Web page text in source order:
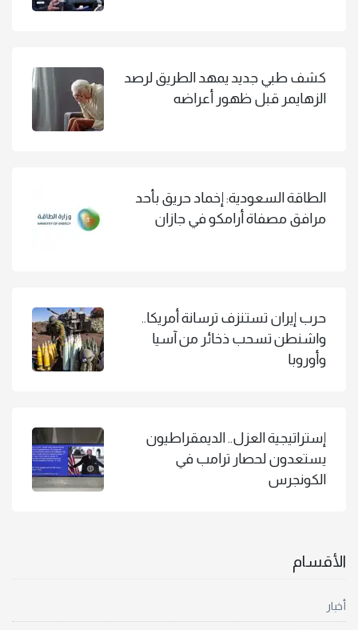
كشف طبي جديد يمهد الطريق لرصد
الزهايمر قبل ظهور أعراضه
الطاقة السعودية: إخماد حريق بأحد
مرافق مصفاة أرامكو في جازان
حرب إيران تستنزف ترسانة أمريكا..
واشنطن تسحب ذخائر من آسيا
وأوروبا
إستراتيجية العزل.. الديمقراطيون
يستعدون لحصار ترامب في
الكونجرس
الأقسام
أخبار